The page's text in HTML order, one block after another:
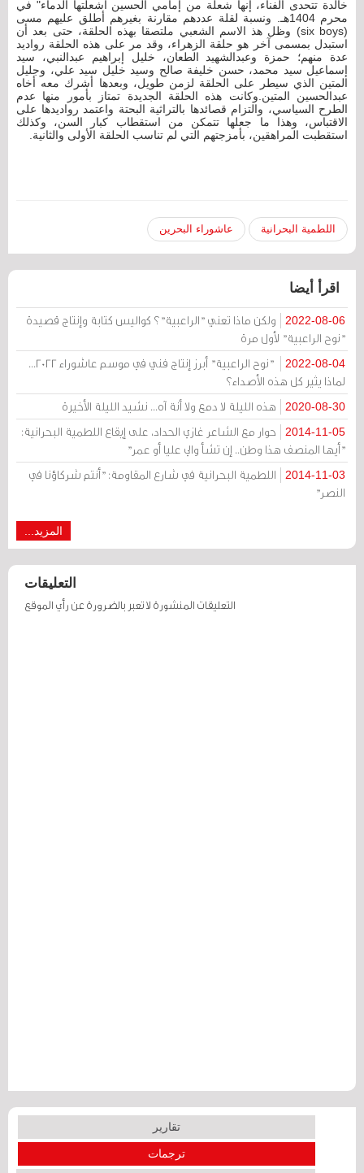
خالدة تتحدى الفناء، إنها شعلة من إمامي الحسين أشعلتها الدماء" في
محرم 1404هـ. ونسبة لقلة عددهم مقارنة بغيرهم أطلق عليهم مسى
(six boys) وظل هذ الاسم الشعبي ملتصقا بهذه الحلقة، حتى بعد أن
استبدل بمسمى آخر هو حلقة الزهراء، وقد مر على هذه الحلقة رواديد
عدة منهم؛ حمزة وعبدالشهيد الطعان، خليل إبراهيم عبدالنبي، سيد
إسماعيل سيد محمد، حسن خليفة صالح وسيد خليل سيد علي، وجليل
المتين الذي سيطر على الحلقة لزمن طويل، وبعدها أشرك معه أخاه
عبدالحسين المتين.وكانت هذه الحلقة الجديدة تمتاز بأمور منها عدم
الطرح السياسي، والتزام قصائدها بالتراثية البحتة واعتمد رواديدها على
الاقتباس، وهذا ما جعلها تتمكن من استقطاب كبار السن، وكذلك
استقطبت المراهقين، بأمزجتهم التي لم تناسب الحلقة الأولى والثانية.
اللطمية البحرانية عاشوراء البحرين
اقرأ أيضا
2022-08-06
ولكن ماذا تعني "الراعبية"؟ كواليس كتابة وإنتاج قصيدة
"نوح الراعبية" لأول مرة
2022-08-04
"نوح الراعبية" أبرز إنتاج فني في موسم عاشوراء 2022...
لماذا يثير كل هذه الأصداء؟
2020-08-30 هذه الليلة لا دمع ولا أنة آه... نشيد الليلة الأخيرة
2014-11-05
حوار مع الشاعر غازي الحداد، على إيقاع اللطمية البحرانية:
"أيها المنصف هذا وطن.. إن تشأ والي عليا أو عمر"
2014-11-03
اللطمية البحرانية في شارع المقاومة: "أنتم شركاؤنا في
النصر"
المزيد...
التعليقات
التعليقات المنشورة لا تعبر بالضرورة عن رأي الموقع
تقارير
ترجمات